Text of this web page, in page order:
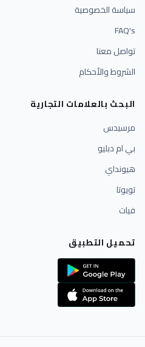
سياسة الخصوصية
FAQ's
تواصل معنا
الشروط والأحكام
البحث بالعلامات التجارية
مرسيدس
بي ام دبليو
هيونداي
تويوتا
فيات
تحميل التطبيق